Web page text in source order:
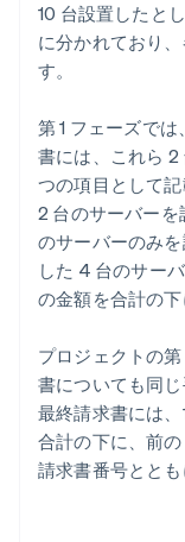
10 台設置したと
に分かれており
す。
第 1 フェーズで
書には、これら 2
つの項目として
2 台のサーバー
のサーバーのみ
した 4 台のサー
の金額を合計の下
プロジェクトの
書についても同
最終請求書には、
合計の下に、前
請求書番号ととも